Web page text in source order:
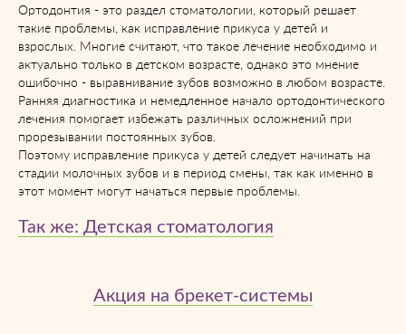
Ортодонтия - это раздел стоматологии, который решает
такие проблемы, как исправление прикуса у детей и
взрослых. Многие считают, что такое лечение необходимо и
актуально только в детском возрасте, однако это мнение
ошибочно - выравнивание зубов возможно в любом возрасте.
Ранняя диагностика и немедленное начало ортодонтического
лечения помогает избежать различных осложнений при
прорезывании постоянных зубов.
Поэтому исправление прикуса у детей следует начинать на
стадии молочных зубов и в период смены, так как именно в
этот момент могут начаться первые проблемы.
Так же: Детская стоматология
Акция на брекет-системы